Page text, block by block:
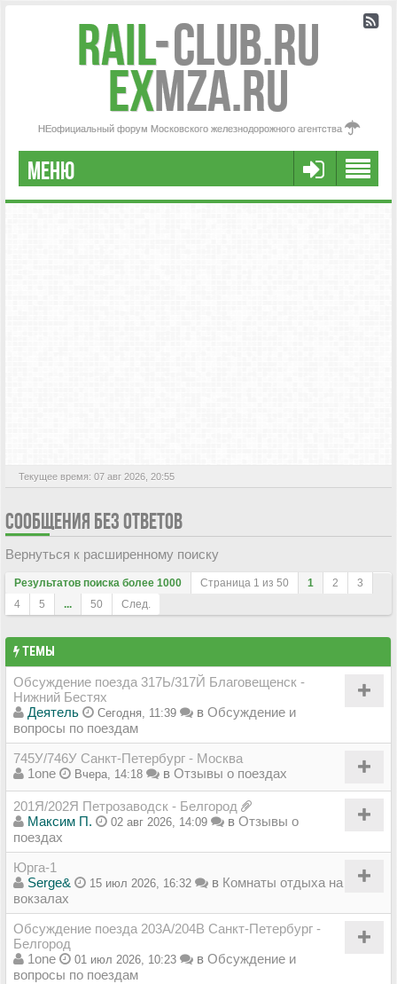
Rail-Club.RU
exMZA.RU
НЕофициальный форум Московского железнодорожного агентства
МЕНЮ
РЕГИСТРАЦИЯ
Текущее время: 07 авг 2026, 20:55
СООБЩЕНИЯ БЕЗ ОТВЕТОВ
Вернуться к расширенному поиску
Результатов поиска более 1000 Страница 1 из 50 1 2
3
4
5 ... 50 След.
ТЕМЫ
Обсуждение поезда 317Ь/317Й Благовещенск -
Нижний Бестях
Деятель
Сегодня, 11:39 в Обсуждение и
вопросы по поездам
745У/746У Санкт-Петербург - Москва
1one
Вчера, 14:18 в Отзывы о поездах
201Я/202Я Петрозаводск - Белгород
Максим П.
02 авг 2026, 14:09 в Отзывы о
поездах
Юрга-1
Serge&
15 июл 2026, 16:32 в Комнаты отдыха на
вокзалах
Обсуждение поезда 203А/204В Санкт-Петербург -
Белгород
1one
01 июл 2026, 10:23 в Обсуждение и
вопросы по поездам